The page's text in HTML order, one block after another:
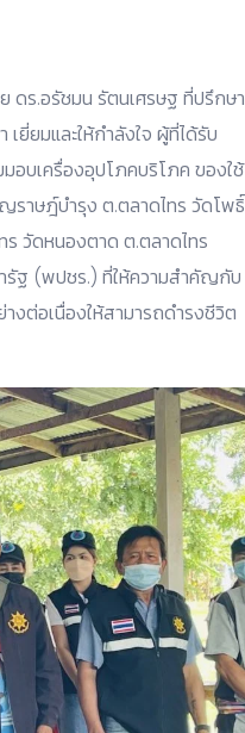
ดร.อรัชมน รัตนเศรษฐ ที่ปรึกษา
ยี่ยมและให้กำลังใจ ผู้ที่ได้รับ
อบเครื่องอุปโภคบริโภค ของใช้
ราษฎ์บำรุง ต.ตลาดไทร วัดโพธิ์
วัดหนองตาด ต.ตลาดไทร
รัฐ (พปชร.) ที่ให้ความสำคัญกับ
งต่อเนื่องให้สามารถดำรงชีวิต